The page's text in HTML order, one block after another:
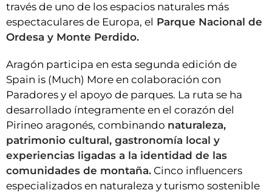
través de uno de los espacios naturales más
espectaculares de Europa, el Parque Nacional de
Ordesa y Monte Perdido.
Aragón participa en esta segunda edición de
Spain is (Much) More en colaboración con
Paradores y el apoyo de parques. La ruta se ha
desarrollado íntegramente en el corazón del
Pirineo aragonés, combinando naturaleza,
patrimonio cultural, gastronomía local y
experiencias ligadas a la identidad de las
comunidades de montaña. Cinco influencers
especializados en naturaleza y turismo sostenible